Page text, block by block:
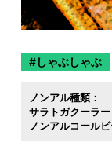
しゃぶしゃぶ
ノンアル種類：
サラトガクーラー
ノンアルコール